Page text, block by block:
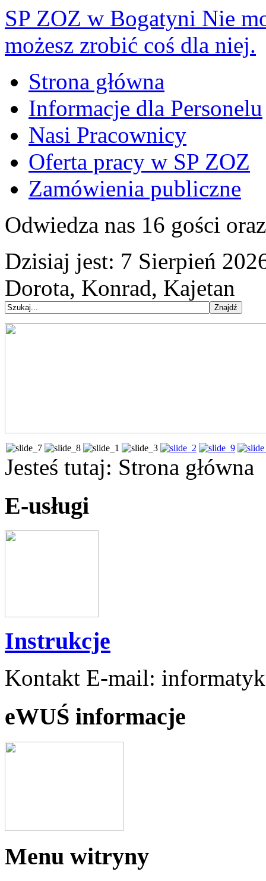
SP ZOZ w Bogatyni Nie
możesz zrobić coś dla niej.
Strona główna
Informacje dla Personelu
Nasi Pracownicy
Oferta pracy w SP ZOZ
Zamówienia publiczne
Odwiedza nas 16 gości
Dzisiaj jest: 7 Sierpień
Dorota, Konrad, Kajetan
Jesteś tutaj: Strona główna
E-usługi
Instrukcje
Kontakt E-mail:
eWUŚ informacje
Menu witryny